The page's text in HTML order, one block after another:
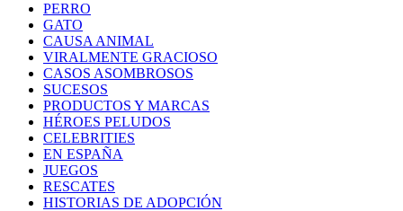
PERRO
GATO
CAUSA ANIMAL
VIRALMENTE GRACIOSO
CASOS ASOMBROSOS
SUCESOS
PRODUCTOS Y MARCAS
HÉROES PELUDOS
CELEBRITIES
EN ESPAÑA
JUEGOS
RESCATES
HISTORIAS DE ADOPCIÓN